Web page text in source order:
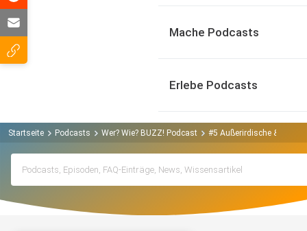
Mache Podcasts
Erlebe Podcasts
Startseite Podcasts Wer? Wie? BUZZ! Podcast #5 Außerirdische & die